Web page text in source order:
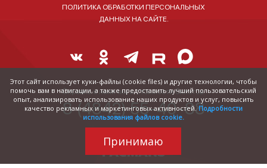
ПОЛИТИКА ОБРАБОТКИ ПЕРСОНАЛЬНЫХ
ДАННЫХ НА САЙТЕ.
Справка о наличии и стоимости билетов:
8 (4842) 55-40-88
Этот сайт использует куки-файлы (cookie files) и другие технологии, чтобы
помочь вам в навигации, а также предоставить лучший пользовательский
опыт, анализировать использование наших продуктов и услуг, повысить
качество рекламных и маркетинговых активностей. Подробности
использования файлов cookie.
Принимаю